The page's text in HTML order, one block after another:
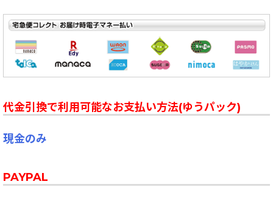
代金引換で利用可能なお支払い方法(ゆうパック)
現金のみ
PAYPAL